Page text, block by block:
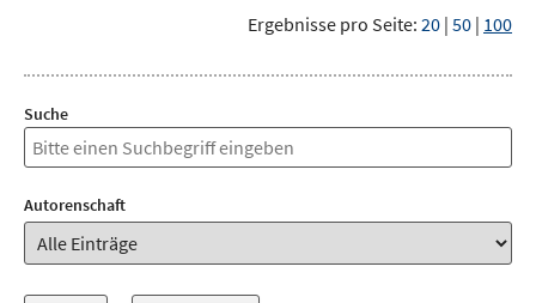
Ergebnisse pro Seite: 20 | 50 | 100
Suche
Autorenschaft